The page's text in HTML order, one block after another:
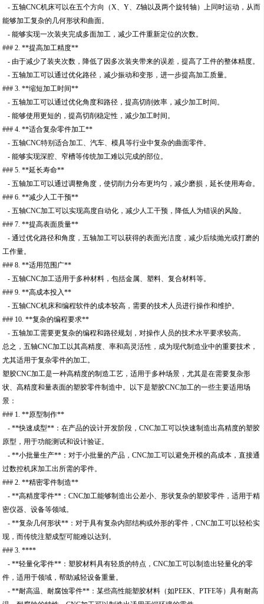
- 五轴CNC机床可以在五个方向（X、Y、Z轴以及两个旋转轴）上同时运动，从而
能够加工复杂的几何形状和曲面。
- 能够实现一次装夹完成多面加工，减少工件重新定位的次数。
### 2. **提高加工精度**
- 由于减少了装夹次数，降低了因多次装夹带来的误差，提高了工件的整体精度。
- 五轴加工可以通过优化路径，减少振动和变形，进一步提高加工质量。
### 3. **缩短加工时间**
- 五轴加工可以通过优化角度和路径，提高切削效率，减少加工时间。
- 能够使用更短的，提高切削稳定性，减少加工时间。
### 4. **适合复杂零件加工**
- 五轴CNC特别适合加工、汽车、模具等行业中复杂的曲面零件。
- 能够实现深腔、窄槽等传统加工难以完成的部位。
### 5. **延长寿命**
- 五轴加工可以通过调整角度，使切削力分布更均匀，减少磨损，延长使用寿命。
### 6. **减少人工干预**
- 五轴CNC加工可以实现高度自动化，减少人工干预，降低人为错误的风险。
### 7. **提高表面质量**
- 通过优化路径和角度，五轴加工可以获得的表面光洁度，减少后续抛光或打磨的
工作量。
### 8. **适用范围广**
- 五轴CNC加工适用于多种材料，包括金属、塑料、复合材料等。
### 9. **高成本投入**
- 五轴CNC机床和编程软件的成本较高，需要的技术人员进行操作和维护。
### 10. **复杂的编程要求**
- 五轴加工需要更复杂的编程和路径规划，对操作人员的技术水平要求较高。
总之，五轴CNC加工以其高精度、率和高灵活性，成为现代制造业中的重要技术，
尤其适用于复杂零件的加工。
塑胶CNC加工是一种高精度的制造工艺，适用于多种场景，尤其是在需要复杂形
状、高精度和量表面的塑胶零件制造中。以下是塑胶CNC加工的一些主要适用场
景：
### 1. **原型制作**
- **快速成型**：在产品的设计开发阶段，CNC加工可以快速制造出高精度的塑胶
原型，用于功能测试和设计验证。
- **小批量生产**：对于小批量的产品，CNC加工可以避免开模的高成本，直接通
过数控机床加工出所需的零件。
### 2. **精密零件制造**
- **高精度零件**：CNC加工能够制造出公差小、形状复杂的塑胶零件，适用于精
密仪器、设备等领域。
- **复杂几何形状**：对于具有复杂内部结构或外形的零件，CNC加工可以轻松实
现，而传统注塑成型可能难以达到。
### 3. ****
- **轻量化零件**：塑胶材料具有轻质的特点，CNC加工可以制造出轻量化的零
件，适用于领域，帮助减轻设备重量。
- **耐高温、耐腐蚀零件**：某些高性能塑胶材料（如PEEK、PTFE等）具有耐高